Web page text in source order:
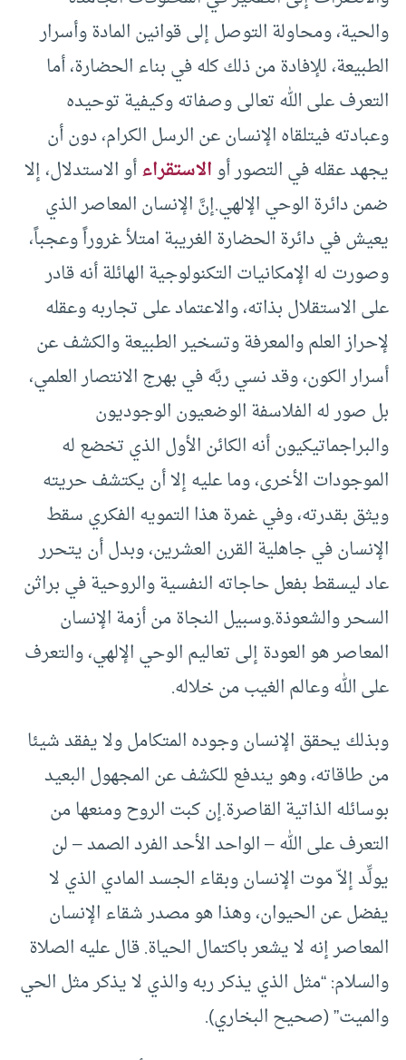
والحية، ومحاولة التوصل إلى قوانين المادة وأسرار
الطبيعة، للإفادة من ذلك كله في بناء الحضارة، أما
التعرف على الله تعالى وصفاته وكيفية توحيده
وعبادته فيتلقاه الإنسان عن الرسل الكرام، دون أن
يجهد عقله في التصور أوالاستقراءأو الاستدلال، إلا
ضمن دائرة الوحي الإلهي.إنَّ الإنسان المعاصر الذي
يعيش في دائرة الحضارة الغريبة امتلأ غروراً وعجباً،
وصورت له الإمكانيات التكنولوجية الهائلة أنه قادر
على الاستقلال بذاته، والاعتماد على تجاربه وعقله
لإحراز العلم والمعرفة وتسخير الطبيعة والكشف عن
أسرار الكون، وقد نسي ربَّه في بهرج الانتصار العلمي،
بل صور له الفلاسفة الوضعيون الوجوديون
والبراجماتيكيون أنه الكائن الأول الذي تخضع له
الموجودات الأخرى، وما عليه إلا أن يكتشف حريته
ويثق بقدرته، وفي غمرة هذا التمويه الفكري سقط
الإنسان في جاهلية القرن العشرين، وبدل أن يتحرر
عاد ليسقط بفعل حاجاته النفسية والروحية في براثن
السحر والشعوذة.وسبيل النجاة من أزمة الإنسان
المعاصر هو العودة إلى تعاليم الوحي الإلهي، والتعرف
على الله وعالم الغيب من خلاله.
وبذلك يحقق الإنسان وجوده المتكامل ولا يفقد شيئا
من طاقاته، وهو يندفع للكشف عن المجهول البعيد
بوسائله الذاتية القاصرة.إن كبت الروح ومنعها من
التعرف على الله – الواحد الأحد الفرد الصمد – لن
يولِّد إلاّ موت الإنسان وبقاء الجسد المادي الذي لا
يفضل عن الحيوان، وهذا هو مصدر شقاء الإنسان
المعاصر إنه لا يشعر باكتمال الحياة. قال عليه الصلاة
والسلام: “مثل الذي يذكر ربه والذي لا يذكر مثل الحي
والميت” (صحيح البخاري).